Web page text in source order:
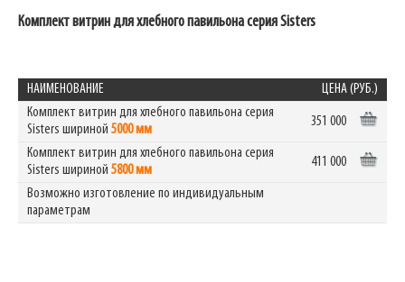
Комплект витрин для хлебного павильона серия Sisters
НАИМЕНОВАНИЕ
ЦЕНА (РУБ.)
Комплект витрин для хлебного павильона серия
Sisters шириной 5000 мм
351 000
Комплект витрин для хлебного павильона серия
Sisters шириной 5800 мм
411 000
Возможно изготовление по индивидуальным
параметрам